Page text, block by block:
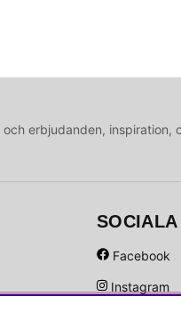
erbjudanden, inspiration,
SOCIALA
Facebook
Instagram